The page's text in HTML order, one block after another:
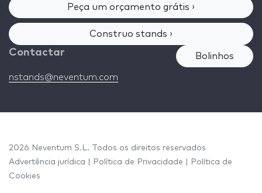
Peça um orçamento grátis ›
Construo stands ›
Contactar
nstands@neventum.com
Bolinhos
2026 Neventum S.L. Todos os direitos reservados
Advertência jurídica
Política de Privacidade
Política de
Cookies